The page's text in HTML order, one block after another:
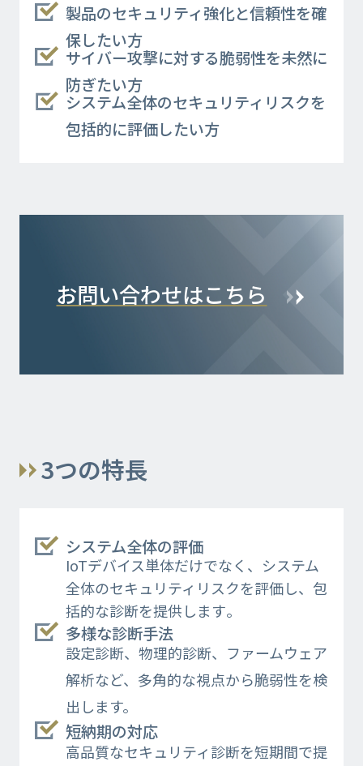
製品のセキュリティ強化と信頼性を確
保したい方
サイバー攻撃に対する脆弱性を未然に
防ぎたい方
システム全体のセキュリティリスクを
包括的に評価したい方
お問い合わせはこちら
3つの特長
システム全体の評価
IoTデバイス単体だけでなく、システム
全体のセキュリティリスクを評価し、包
括的な診断を提供します​。
多様な診断手法
設定診断、物理的診断、ファームウェア
解析など、多角的な視点から脆弱性を検
出します。
短納期の対応
高品質なセキュリティ診断を短期間で提